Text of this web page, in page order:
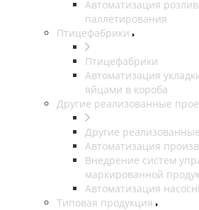
Автоматизация
паллетирования
Птицефабрики
Птицефабрики
Автоматизация
яйцами в короба
Другие реализованные
Другие
Автоматизация
Внедрение систем
маркированной
Автоматизация
Типовая продукция